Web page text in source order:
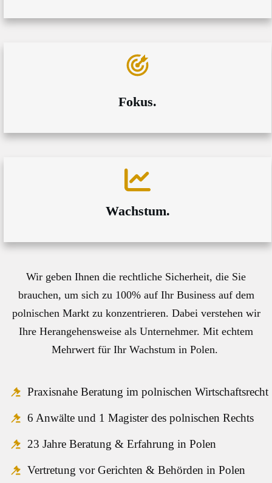
Jaśmina Bondara, Adwokat
und ein ausgeprägtes Serviceverständnis. Seit unserer
Erfolgsfaktor für unseren bisherigen Weg. Besonders
zeigt, um unsere Interessen bestmöglich zu vertreten.
lösungsorientierte Handeln sehr.
Natalia Kress
Managing Director SeaRenergy sp. z o. o.
Fokus.
Wachstum.
Wir geben Ihnen die rechtliche Sicherheit, die Sie
brauchen, um sich zu 100% auf Ihr Business auf dem
polnischen Markt zu konzentrieren. Dabei verstehen wir
Ihre Herangehensweise als Unternehmer. Mit echtem
Mehrwert für Ihr Wachstum in Polen.
Praxisnahe Beratung im polnischen Wirtschaftsrecht
6 Anwälte und 1 Magister des polnischen Rechts
23 Jahre Beratung & Erfahrung in Polen
Vertretung vor Gerichten & Behörden in Polen